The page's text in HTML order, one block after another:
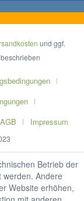
und ggf.
Impressum
Betrieb der
Andere
Website erhöhen,